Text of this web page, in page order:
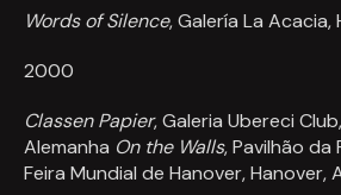
Words of Silence, Galería La Acacia,
2000
Classen Papier, Galeria Ubereci
Alemanha On the Walls, Pavilhão da
Feira Mundial de Hanover, Hanover,